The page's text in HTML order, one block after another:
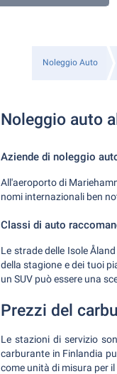
Noleggio Auto
Noleggio auto
Aziende di noleggio
All'aeroporto di
nomi internazionali ben
Classi di auto
Le strade delle Isole
della stagione e dei tuoi
un SUV può essere una
Prezzi del
Le stazioni di servizio
carburante in Finlandia
come unità di misura per